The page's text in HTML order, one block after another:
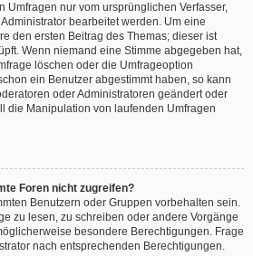
Umfragen nur vom ursprünglichen Verfasser,
bearbeitet werden. Um eine
den ersten Beitrag des Themas; dieser ist
Wenn niemand eine Stimme abgegeben hat,
löschen oder die Umfrageoption
ein Benutzer abgestimmt haben, so kann
oder Administratoren geändert oder
die Manipulation von laufenden Umfragen
Foren nicht zugreifen?
Benutzern oder Gruppen vorbehalten sein.
zu lesen, zu schreiben oder andere Vorgänge
besondere Berechtigungen. Frage
nach entsprechenden Berechtigungen.